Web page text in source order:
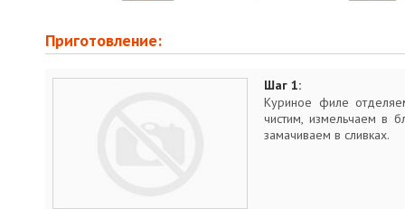
Приготовление:
Шаг 1:
Куриное филе
чистим, измельчаем в
замачиваем в сливках.